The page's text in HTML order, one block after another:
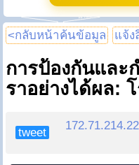
<กลับหน้าค้นข้อมูล แจ้ง
การป้องกันและ
ราอย่างได้ผล:
tweet